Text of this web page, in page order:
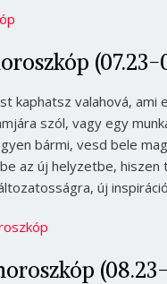
(07.23-
kaphatsz valahová, ami
szól, vagy egy
bármi, vesd bele
az új helyzetbe, hiszen
új